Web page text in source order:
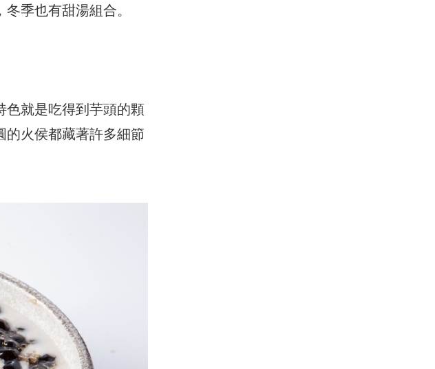
季也有甜湯組合。
色就是吃得到芋頭的顆
的火侯都藏著許多細節